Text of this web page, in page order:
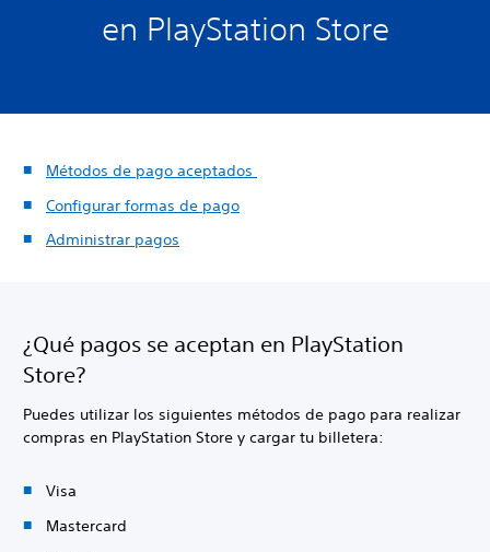
en PlayStation Store
Métodos de pago aceptados
Configurar formas de pago
Administrar pagos
¿Qué pagos se aceptan en PlayStation
Store?
Puedes utilizar los siguientes métodos de pago para realizar
compras en PlayStation Store y cargar tu billetera:
Visa
Mastercard